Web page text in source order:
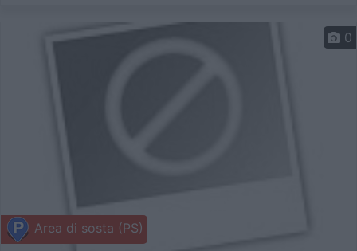
Area di sosta (PS)
0